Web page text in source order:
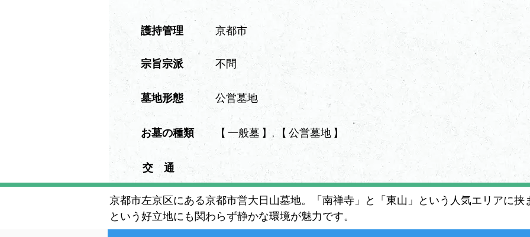
​護持管理 京都市
​宗旨宗派 不問
墓地形態 公営墓地
​お墓の種類 【 一般墓 】, 【 公営墓地 】
交 通
京都市左京区にある京都市営大日山墓地。「南禅寺」と「東山」という人気エリアに
という好立地にも関わらず静かな環境が魅力です。